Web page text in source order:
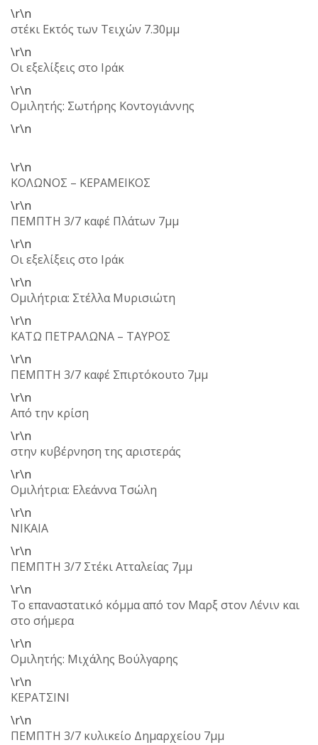
\r\n
στέκι Εκτός των Τειχών 7.30μμ
\r\n
Οι εξελίξεις στο Ιράκ
\r\n
Ομιλητής: Σωτήρης Κοντογιάννης
\r\n
\r\n
ΚΟΛΩΝΟΣ – ΚΕΡΑΜΕΙΚΟΣ
\r\n
ΠΕΜΠΤΗ 3/7 καφέ Πλάτων 7μμ
\r\n
Οι εξελίξεις στο Ιράκ
\r\n
Ομιλήτρια: Στέλλα Μυρισιώτη
\r\n
ΚΑΤΩ ΠΕΤΡΑΛΩΝΑ – ΤΑΥΡΟΣ
\r\n
ΠΕΜΠΤΗ 3/7 καφέ Σπιρτόκουτο 7μμ
\r\n
Από την κρίση
\r\n
στην κυβέρνηση της αριστεράς
\r\n
Ομιλήτρια: Ελεάννα Τσώλη
\r\n
ΝΙΚΑΙΑ
\r\n
ΠΕΜΠΤΗ 3/7 Στέκι Ατταλείας 7μμ
\r\n
Το επαναστατικό κόμμα από τον Μαρξ στον Λένιν και
στο σήμερα
\r\n
Ομιλητής: Μιχάλης Βούλγαρης
\r\n
ΚΕΡΑΤΣΙΝΙ
\r\n
ΠΕΜΠΤΗ 3/7 κυλικείο Δημαρχείου 7μμ